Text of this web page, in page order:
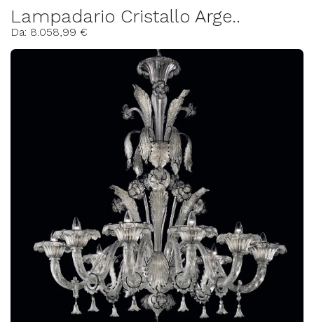
Lampadario Cristallo Arge..
Da: 8.058,99 €